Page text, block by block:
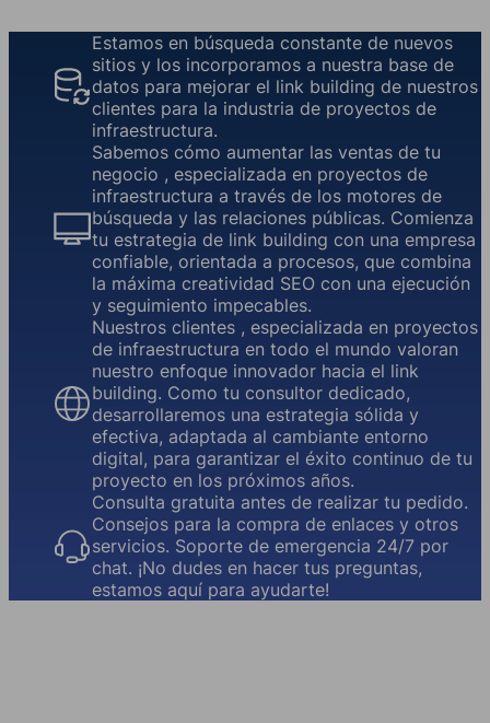
Estamos en búsqueda constante de nuevos
sitios y los incorporamos a nuestra base de
datos para mejorar el link building de nuestros
clientes para la industria de proyectos de
infraestructura.
Sabemos cómo aumentar las ventas de tu
negocio , especializada en proyectos de
infraestructura a través de los motores de
búsqueda y las relaciones públicas. Comienza
tu estrategia de link building con una empresa
confiable, orientada a procesos, que combina
la máxima creatividad SEO con una ejecución
y seguimiento impecables.
Nuestros clientes , especializada en proyectos
de infraestructura en todo el mundo valoran
nuestro enfoque innovador hacia el link
building. Como tu consultor dedicado,
desarrollaremos una estrategia sólida y
efectiva, adaptada al cambiante entorno
digital, para garantizar el éxito continuo de tu
proyecto en los próximos años.
Consulta gratuita antes de realizar tu pedido.
Consejos para la compra de enlaces y otros
servicios. Soporte de emergencia 24/7 por
chat. ¡No dudes en hacer tus preguntas,
estamos aquí para ayudarte!